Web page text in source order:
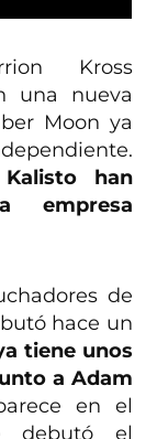
Kross
una nueva
Moon ya
han
empresa
de
hace un
tiene unos
a Adam
en el
debutó el